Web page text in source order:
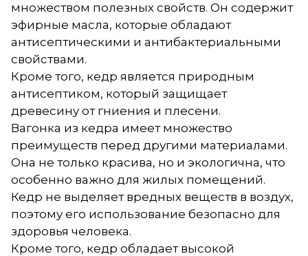
множеством полезных свойств. Он содержит
эфирные масла, которые обладают
антисептическими и антибактериальными
свойствами.
Кроме того, кедр является природным
антисептиком, который защищает
древесину от гниения и плесени.
Вагонка из кедра имеет множество
преимуществ перед другими материалами.
Она не только красива, но и экологична, что
особенно важно для жилых помещений.
Кедр не выделяет вредных веществ в воздух,
поэтому его использование безопасно для
здоровья человека.
Кроме того, кедр обладает высокой